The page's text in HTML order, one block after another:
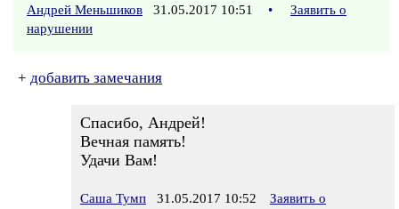
Андрей Меньшиков 31.05.2017 10:51 •
Заявить о
нарушении
+ добавить замечания
Спасибо, Андрей!
Вечная память!
Удачи Вам!
Саша Тумп 31.05.2017 10:52
Заявить о